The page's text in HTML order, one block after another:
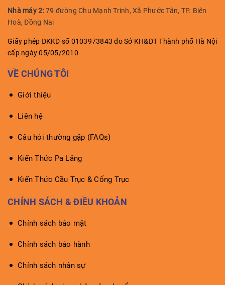
Nhà máy 2: 79 đường Chu Mạnh Trinh, Xã Phước Tân, TP. Biên
Hoà, Đồng Nai
Giấy phép ĐKKD số 0103973843 do Sở KH&ĐT Thành phố Hà Nội
cấp ngày 05/05/2010
VỀ CHÚNG TÔI
Giới thiệu
Liên hệ
Câu hỏi thường gặp (FAQs)
Kiến Thức Pa Lăng
Kiến Thức Cầu Trục & Cổng Trục
CHÍNH SÁCH & ĐIỀU KHOẢN
Chính sách bảo mật
Chính sách bảo hành
Chính sách nhân sự